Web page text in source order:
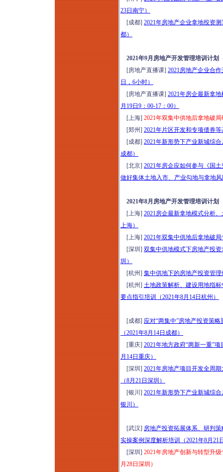
23日南宁）
[成都] 2021年房地产企业拿地投资
都）
2021年9月房地产开发管理培训计划
[房地产直播课] 2021房地产企业合
日，6小时）
[房地产直播课] 2021年房企最新拿
月19日9：00-17：00）
[上海] 2021年双集中供地后拿地破
[郑州] 2021年片区开发和专项债券
[成都] 2021年新形势下产业新城综
成都）
[北京] 2021年房企应如何参与《国
做好集体土地入市、产业勾地与拿地
2021年8月房地产开发管理培训计划
[上海] 2021房企最新拿地模式分析
上海）
[上海] 2021年双集中供地后拿地破
[深圳] 双集中供地模式下房地产投
圳）
[杭州] 集中供地下的房地产投资管
[杭州] 土地政策解析、建设用地指
要点指引培训（2021年8月14日杭州）
[成都] 应对“两集中”房地产投资策
（2021年8月14日成都）
[重庆] 2021年地方政府“两新一重”
月14日重庆）
[深圳] 2021年房地产项目开发全周
（8月21日深圳）
[银川] 2021年新形势下产业新城综
银川）
[武汉] 房地产投资拓展体系、研判
实操案例深度解析培训（2021年8月21
[深圳] 2021年房地产创新与转型升
月28日深圳）